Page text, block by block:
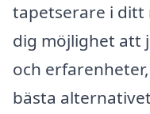
tapetserare i ditt
dig möjlighet att
och
bästa